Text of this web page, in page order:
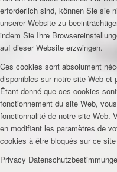
erforderlich sind, können Sie sie
unserer Website zu
indem Sie Ihre
auf dieser Website erzwingen.
Ces cookies sont absolument
disponibles sur notre site Web et
Étant donné que ces cookies
fonctionnement du site Web,
fonctionnalité de notre site Web.
en modifiant les paramètres de
cookies à être bloqués sur ce
Privacy